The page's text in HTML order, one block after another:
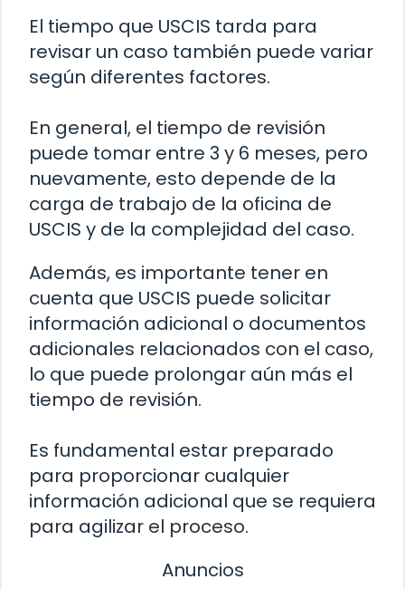
El tiempo que USCIS tarda para
revisar un caso también puede variar
según diferentes factores.
En general, el tiempo de revisión
puede tomar entre 3 y 6 meses, pero
nuevamente, esto depende de la
carga de trabajo de la oficina de
USCIS y de la complejidad del caso.
Además, es importante tener en
cuenta que USCIS puede solicitar
información adicional o documentos
adicionales relacionados con el caso,
lo que puede prolongar aún más el
tiempo de revisión.
Es fundamental estar preparado
para proporcionar cualquier
información adicional que se requiera
para agilizar el proceso.
Anuncios